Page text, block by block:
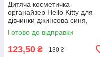
Дитяча косметичка-
органайзер Hello Kitty для
дівчинки джинсова синя,
сумочка для дівчаток Хелло
Кітті
Готово до відправки
123,50 ₴ 130 ₴